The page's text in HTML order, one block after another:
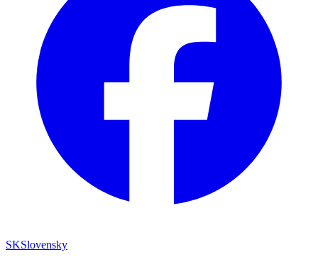
SKSlovensky